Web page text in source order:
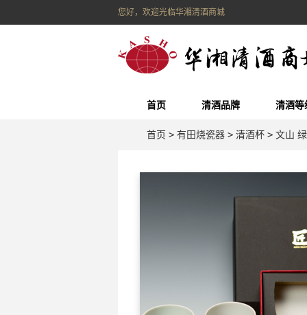
您好，欢迎光临华湘清酒商城
首页 清酒品牌 清酒等
首页 > 有田烧瓷器 > 清酒杯 > 文山